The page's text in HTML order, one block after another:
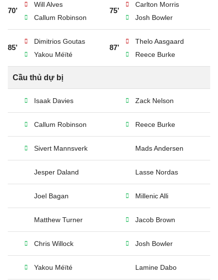
70’
Will Alves
Callum Robinson
75’
Carlton Morris
Josh Bowler
85’
Dimitrios Goutas
Yakou Méïté
87’
Thelo Aasgaard
Reece Burke
Cầu thủ dự bị
Isaak Davies Zack Nelson
Callum Robinson Reece Burke
Sivert Mannsverk Mads Andersen
Jesper Daland Lasse Nordas
Joel Bagan Millenic Alli
Matthew Turner Jacob Brown
Chris Willock Josh Bowler
Yakou Méïté Lamine Dabo